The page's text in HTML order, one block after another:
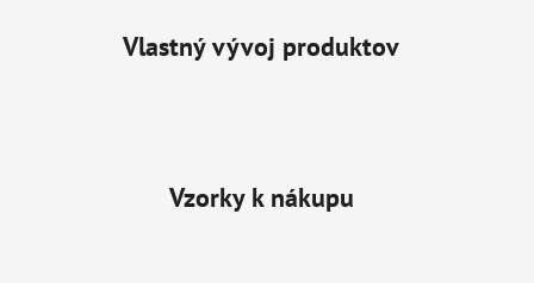
Vlastný vývoj produktov
Vzorky k nákupu